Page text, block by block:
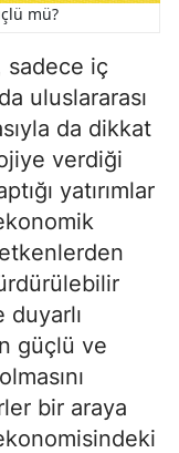
mü?
sadece iç
uluslararası
da dikkat
verdiği
yatırımlar
etkenlerden
duyarlı
güçlü ve
bir araya